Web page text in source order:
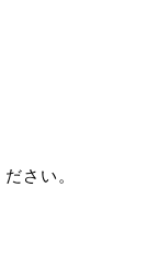
さい。